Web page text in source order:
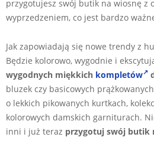
przygotujesz swój butik na wiosnę z
wyprzedzeniem, co jest bardzo
Jak zapowiadają się nowe trendy z
Będzie kolorowo, wygodnie i
wygodnych miękkich kompletów
bluzek czy basicowych
o lekkich pikowanych kurtkach,
kolorowych damskich garniturach.
inni i już teraz przygotuj swój butik